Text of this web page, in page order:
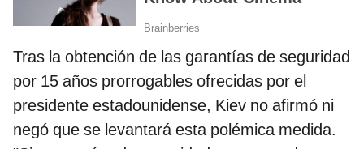
Tras la obtención de las garantías de seguridad
por 15 años prorrogables ofrecidas por el
presidente estadounidense, Kiev no afirmó ni
negó que se levantará esta polémica medida.